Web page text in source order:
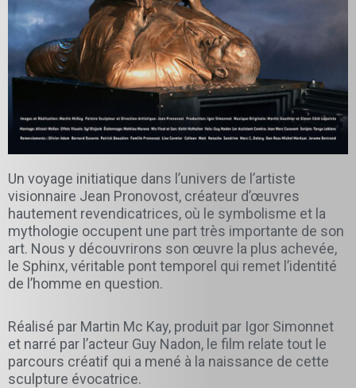
Un voyage initiatique dans l’univers de l’artiste
visionnaire Jean Pronovost, créateur d’œuvres
hautement revendicatrices, où le symbolisme et la
mythologie occupent une part très importante de son
art. Nous y découvrirons son œuvre la plus achevée,
le Sphinx, véritable pont temporel qui remet l’identité
de l’homme en question.
Réalisé par Martin Mc Kay, produit par Igor Simonnet
et narré par l’acteur Guy Nadon, le film relate tout le
parcours créatif qui a mené à la naissance de cette
sculpture évocatrice.